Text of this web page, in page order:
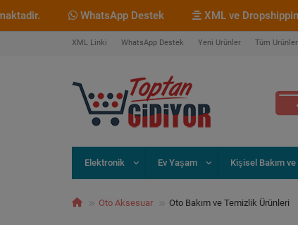
WhatsApp Destek XML ve Dropshipping
XML Linki WhatsApp Destek Yeni Ürünler Tüm Ürünler
Elektronik Ev Yaşam Kişisel Bakım ve
Oto Aksesuar Oto Bakım ve Temizlik Ürünleri